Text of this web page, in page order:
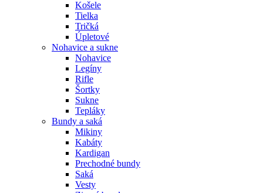
Košele
Tielka
Tričká
Úpletové
Nohavice a sukne
Nohavice
Legíny
Rifle
Šortky
Sukne
Tepláky
Bundy a saká
Mikiny
Kabáty
Kardigan
Prechodné bundy
Saká
Vesty